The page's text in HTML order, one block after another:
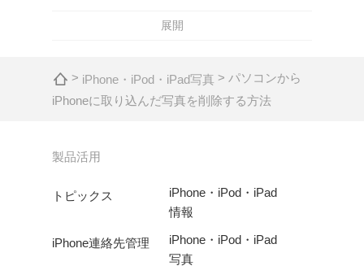
展開
> iPhone・iPod・iPad写真 > パソコンから
iPhoneに取り込んだ写真を削除する方法
製品活用
トピックス
iPhone・iPod・iPad
情報
iPhone連絡先管理
iPhone・iPod・iPad
写真